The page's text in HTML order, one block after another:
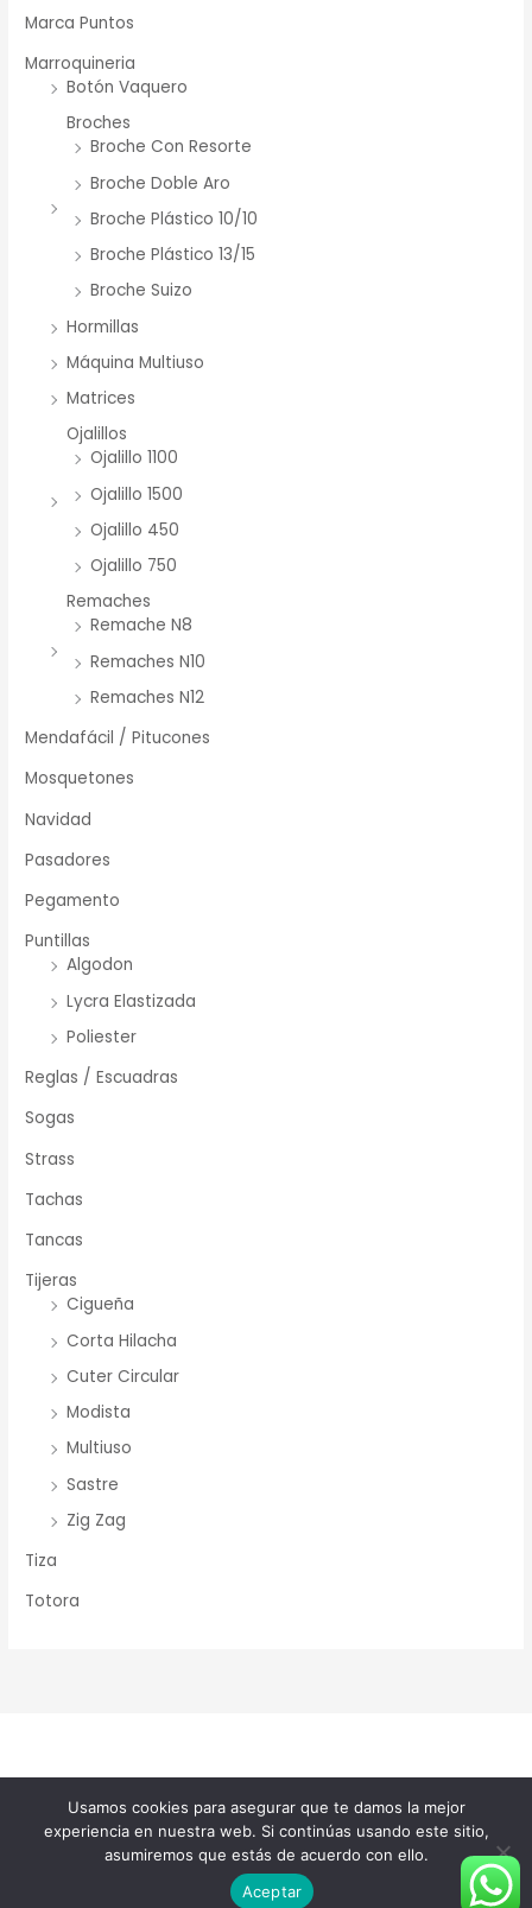
Marca Puntos
Marroquineria
Botón Vaquero
Broches
Broche Con Resorte
Broche Doble Aro
Broche Plástico 10/10
Broche Plástico 13/15
Broche Suizo
Hormillas
Máquina Multiuso
Matrices
Ojalillos
Ojalillo 1100
Ojalillo 1500
Ojalillo 450
Ojalillo 750
Remaches
Remache N8
Remaches N10
Remaches N12
Mendafácil / Pitucones
Mosquetones
Navidad
Pasadores
Pegamento
Puntillas
Algodon
Lycra Elastizada
Poliester
Reglas / Escuadras
Sogas
Strass
Tachas
Tancas
Tijeras
Cigueña
Corta Hilacha
Cuter Circular
Modista
Multiuso
Sastre
Zig Zag
Tiza
Totora
Powered by Merceria Mayorista Chopourian
Usamos cookies para asegurar que te damos la mejor
experiencia en nuestra web. Si continúas usando este sitio,
asumiremos que estás de acuerdo con ello.
Aceptar